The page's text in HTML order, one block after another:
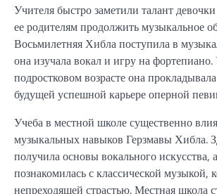
Учителя быстро заметили талант
ее родителям продолжить музыкальное
Восьмилетняя Хибла поступила в
она изучала вокал и игру на
подростковом возрасте она
будущей успешной карьере оперной
Учеба в местной школе существенно
музыкальных навыков Герзмавы Хибла.
получила основы вокального искусства,
познакомилась с классической музыкой,
непреходящей страстью. Местная школа